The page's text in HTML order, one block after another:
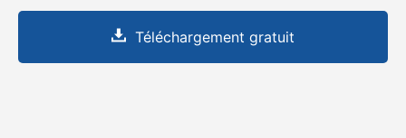
Téléchargement gratuit